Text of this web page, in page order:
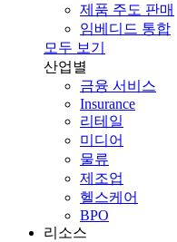
제품 주도 판매
임베디드 통합
모두 보기
산업별
금융 서비스
Insurance
리테일
미디어
물류
제조업
헬스케어
BPO
리소스